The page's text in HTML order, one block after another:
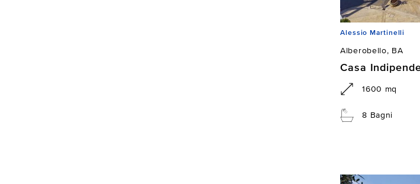
Alessio Martinelli
Alberobello, BA
Casa
1600 mq
8 Bagni